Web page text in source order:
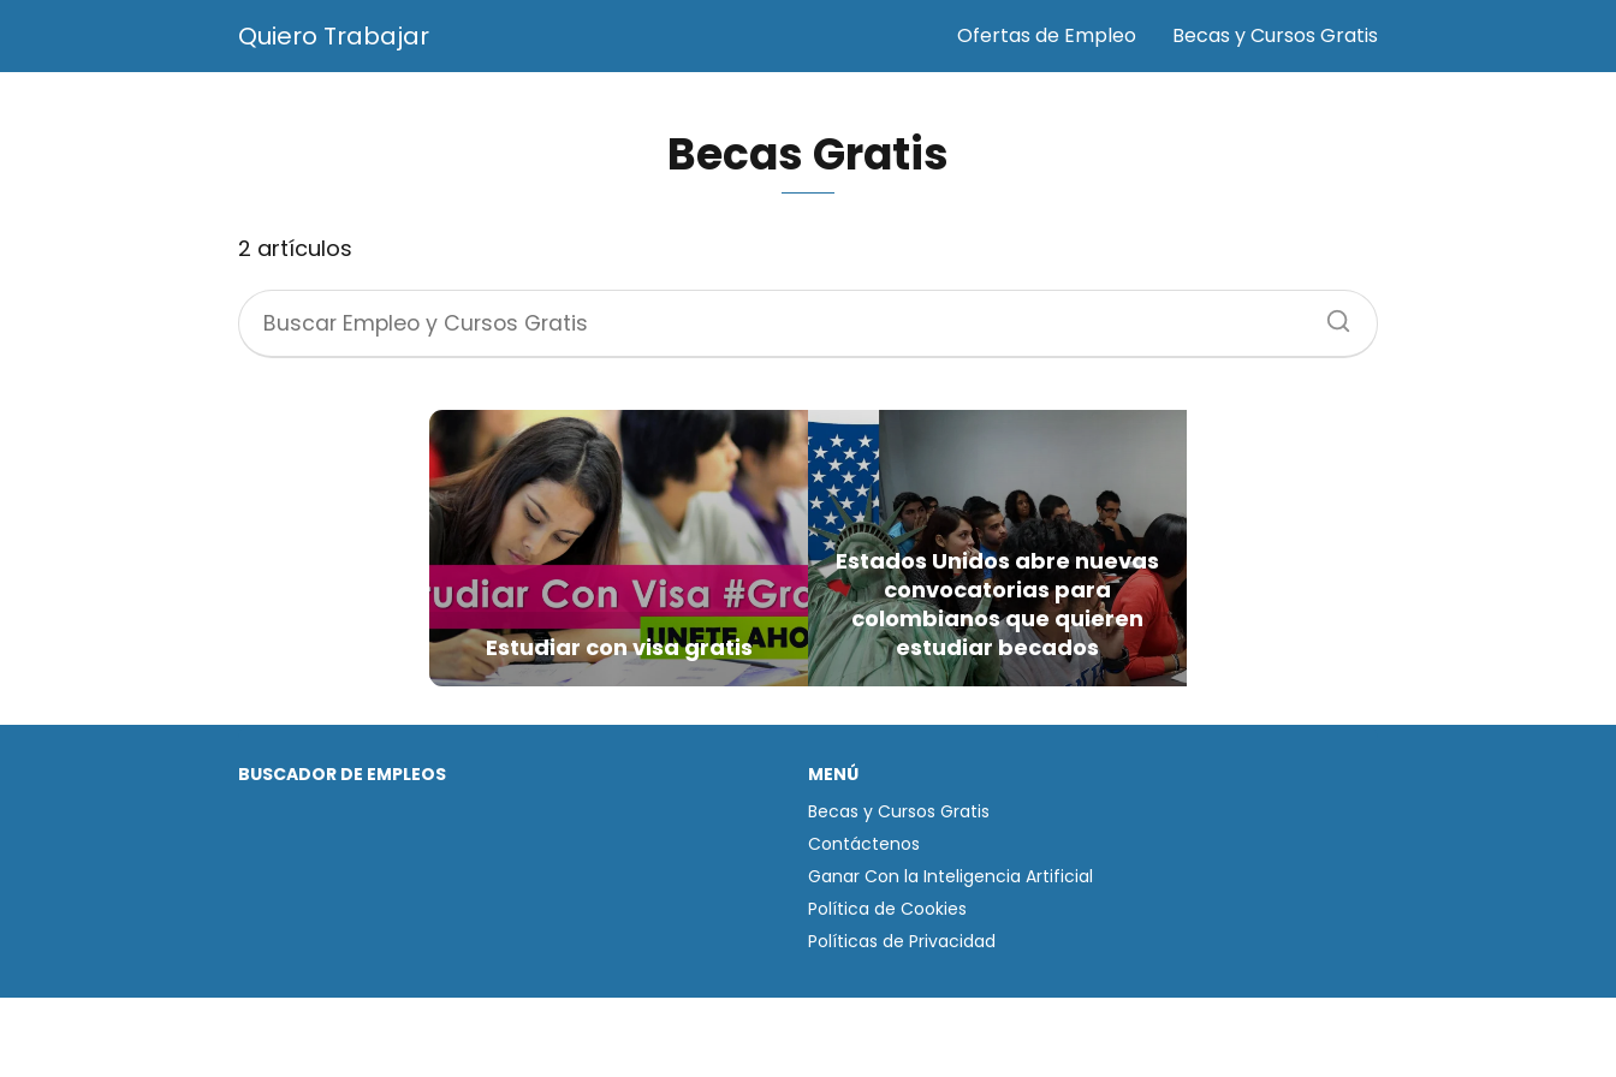
Quiero Trabajar Ofertas de Empleo Becas y Cursos Gratis
Becas Gratis
2 artículos
Estudiar con visa gratis
Estados Unidos abre nuevas
convocatorias para
colombianos que quieren
estudiar becados
BUSCADOR DE EMPLEOS
MENÚ
Becas y Cursos Gratis
Contáctenos
Ganar Con la Inteligencia Artificial
Política de Cookies
Políticas de Privacidad